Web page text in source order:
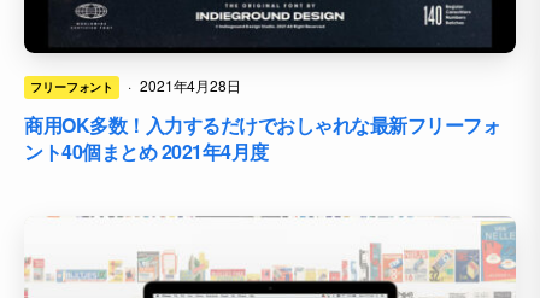
フリーフォント · 2021年4月28日
商用OK多数！入力するだけでおしゃれな最新フリーフォ
ント40個まとめ 2021年4月度